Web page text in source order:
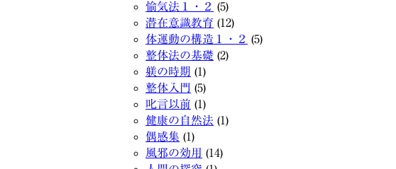
愉気法１・２ (5)
潜在意識教育 (12)
体運動の構造１・２ (5)
整体法の基礎 (2)
躾の時期 (1)
整体入門 (5)
叱言以前 (1)
健康の自然法 (1)
偶感集 (1)
風邪の効用 (14)